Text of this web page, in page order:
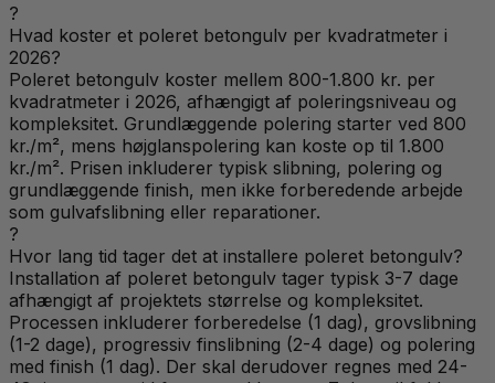
?
Hvad koster et poleret betongulv per kvadratmeter i
2026?
Poleret betongulv koster mellem 800-1.800 kr. per
kvadratmeter i 2026, afhængigt af poleringsniveau og
kompleksitet. Grundlæggende polering starter ved 800
kr./m², mens højglanspolering kan koste op til 1.800
kr./m². Prisen inkluderer typisk slibning, polering og
grundlæggende finish, men ikke forberedende arbejde
som gulvafslibning eller reparationer.
?
Hvor lang tid tager det at installere poleret betongulv?
Installation af poleret betongulv tager typisk 3-7 dage
afhængigt af projektets størrelse og kompleksitet.
Processen inkluderer forberedelse (1 dag), grovslibning
(1-2 dage), progressiv finslibning (2-4 dage) og polering
med finish (1 dag). Der skal derudover regnes med 24-